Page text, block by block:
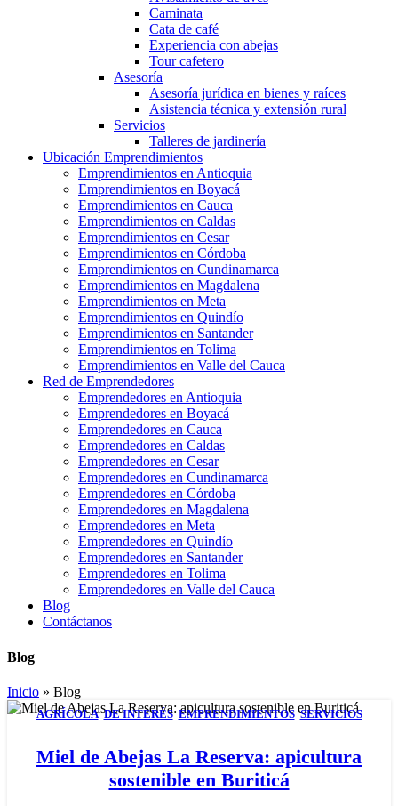
Caminata
Cata de café
Experiencia con abejas
Tour cafetero
Asesoría
Asesoría jurídica en bienes y raíces
Asistencia técnica y extensión rural
Servicios
Talleres de jardinería
Ubicación Emprendimientos
Emprendimientos en Antioquia
Emprendimientos en Boyacá
Emprendimientos en Cauca
Emprendimientos en Caldas
Emprendimientos en Cesar
Emprendimientos en Córdoba
Emprendimientos en Cundinamarca
Emprendimientos en Magdalena
Emprendimientos en Meta
Emprendimientos en Quindío
Emprendimientos en Santander
Emprendimientos en Tolima
Emprendimientos en Valle del Cauca
Red de Emprendedores
Emprendedores en Antioquia
Emprendedores en Boyacá
Emprendedores en Cauca
Emprendedores en Caldas
Emprendedores en Cesar
Emprendedores en Cundinamarca
Emprendedores en Córdoba
Emprendedores en Magdalena
Emprendedores en Meta
Emprendedores en Quindío
Emprendedores en Santander
Emprendedores en Tolima
Emprendedores en Valle del Cauca
Blog
Contáctanos
Blog
Inicio » Blog
AGRÍCOLA,DE INTERÉS, EMPRENDIMIENTOS,SERVICIOS
Miel de Abejas La Reserva: apicultura
sostenible en Buriticá